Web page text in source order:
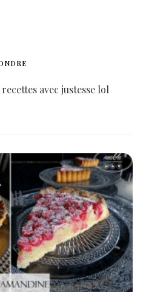
avec justesse lol